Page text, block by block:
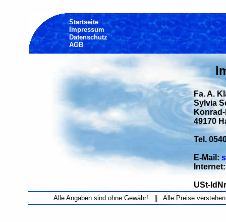
Startseite
Impressum
Datenschutz
AGB
Fa. A.
Sylvia
Konrad-
49170
Tel.
E-Mail:
USt-
Alle Angaben sind ohne Gewähr! || Alle Preise